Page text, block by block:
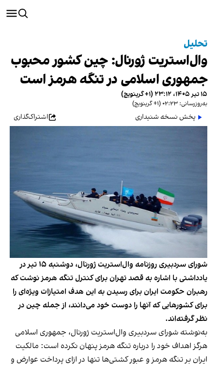
تحلیل
وال‌استریت ژورنال: چین کشور محبوب
جمهوری اسلامی در تنگه هرمز است
۱۵ تیر ۱۴۰۵، ۲۳:۱۲ (‎+۱ گرینویچ)
به‌روزرسانی: ۰۲:۲۳ (‎+۱ گرینویچ)
پخش نسخه شنیداری اشتراک‌گذاری
شورای سردبیری روزنامه وال‌استریت ژورنال، دوشنبه ۱۵ تیر در
یادداشتی با اشاره به قصد تهران برای کنترل تنگه هرمز نوشت که
رهبران حکومت ایران برای رسیدن به این هدف امتیازات ویژه‌ای را
برای کشورهایی که آنها را دوست خود می‌دانند، از جمله چین در
نظر گرفته‌اند.
به‌نوشته شورای سردبیری وال‌استریت ژورنال، جمهوری اسلامی
هرگز اهداف خود را درباره تنگه هرمز پنهان نکرده است: مالکیت
ایران بر تنگه هرمز و عبور کشتی‌ها تنها در ازای پرداخت عوارض و